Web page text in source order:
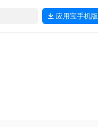
应用宝手机版